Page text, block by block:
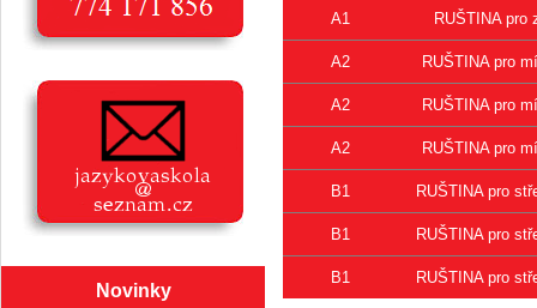
Novinky
A1 RUŠTINA pro
A2 RUŠTINA pro
A2 RUŠTINA pro
A2 RUŠTINA pro
B1 RUŠTINA pro
B1 RUŠTINA pro
B1 RUŠTINA pro